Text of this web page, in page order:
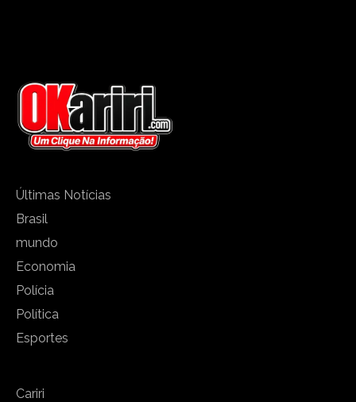
Últimas Notícias
Brasil
mundo
Economia
Polícia
Política
Esportes
Cariri